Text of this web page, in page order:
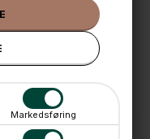
Markedsføring
med GLS